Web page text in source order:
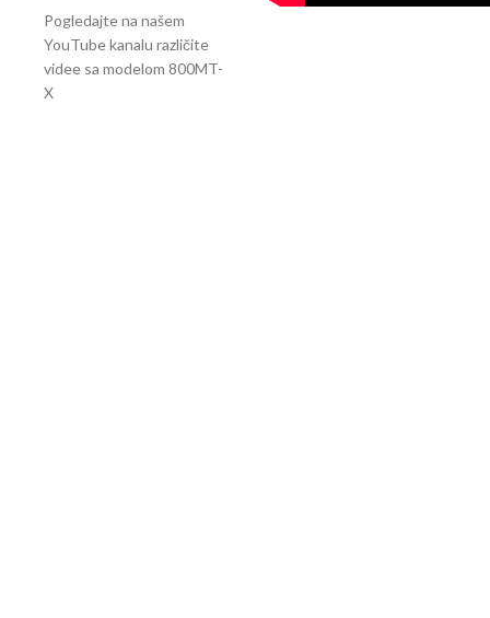
Pogledajte na našem
YouTube kanalu različite
videe sa modelom 800MT-
X